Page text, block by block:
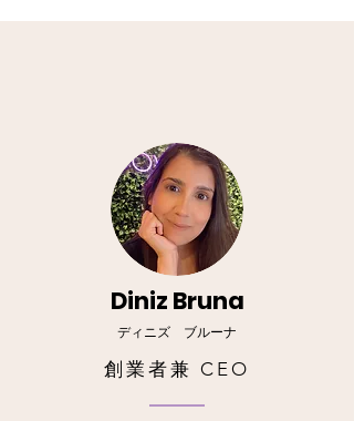
Diniz Bruna
ディニズ ブルーナ
創業者兼 CEO